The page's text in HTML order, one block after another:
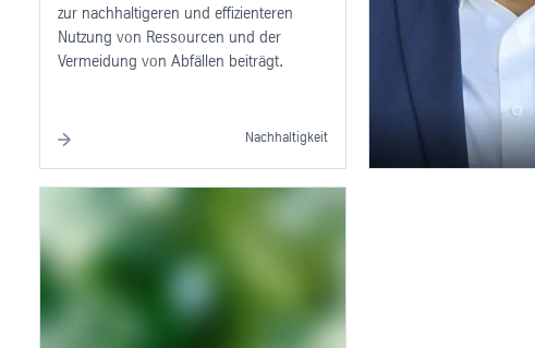
zur nachhaltigeren und effizienteren
Nutzung von Ressourcen und der
Vermeidung von Abfällen beiträgt.
Nachhaltigkeit